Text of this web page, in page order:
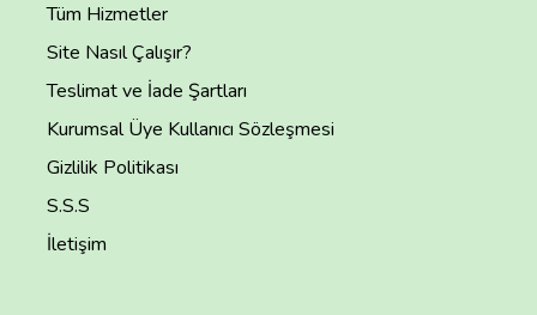
Tüm Hizmetler
Site Nasıl Çalışır?
Teslimat ve İade Şartları
Kurumsal Üye Kullanıcı Sözleşmesi
Gizlilik Politikası
S.S.S
İletişim